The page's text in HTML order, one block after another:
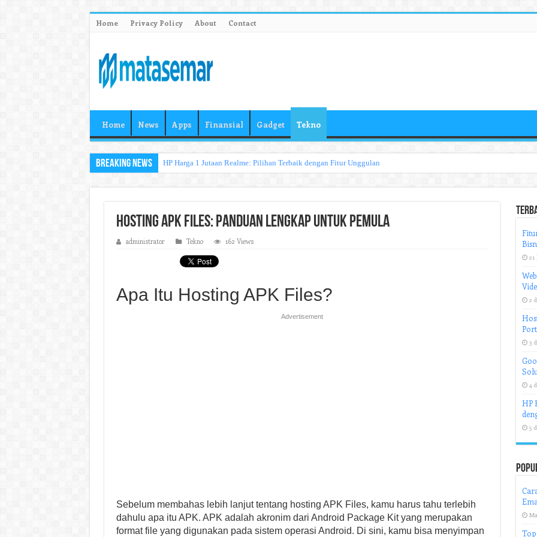
Home Privacy Policy About Contact
Home News Apps Finansial Gadget Tekno
Breaking News HP Harga 1 Jutaan Realme: Pilihan Terbaik dengan Fitur Unggulan
Hosting APK Files: Panduan Lengkap untuk Pemula
administrator Tekno 162 Views
Apa Itu Hosting APK Files?
Advertisement
Sebelum membahas lebih lanjut tentang hosting APK Files, kamu harus tahu terlebih
dahulu apa itu APK. APK adalah akronim dari Android Package Kit yang merupakan
format file yang digunakan pada sistem operasi Android. Di sini, kamu bisa menyimpan
21
2
3
4
HP
5